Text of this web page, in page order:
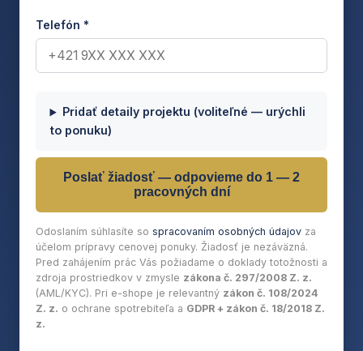
Telefón *
Pridať detaily projektu (voliteľné — urýchli
to ponuku)
Poslať žiadosť — odpovieme do 1 — 2
pracovných dní
Odoslaním súhlasíte so spracovaním osobných údajov za
účelom prípravy cenovej ponuky. Žiadosť je nezáväzná.
Pred zahájením prác Vás požiadame o doklady totožnosti a
zdroja prostriedkov v zmysle zákona č. 297/2008 Z. z.
(AML/KYC). Pri e-shope je relevantný zákon č. 108/2024
Z. z. o ochrane spotrebiteľa a GDPR + zákon č. 18/2018 Z.
z.